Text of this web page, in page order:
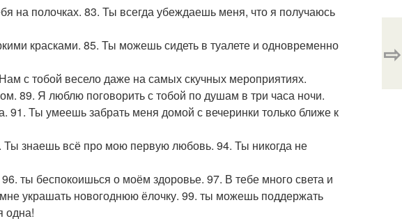
на полочках. 83. Ты всегда убеждаешь меня, что я получаюсь
красками. 85. Ты можешь сидеть в туалете и одновременно
с тобой весело даже на самых скучных мероприятиях.
89. Я люблю поговорить с тобой по душам в три часа ночи.
91. Ты умеешь забрать меня домой с вечеринки только ближе к
Ты знаешь всё про мою первую любовь. 94. Ты никогда не
ты беспокоишься о моём здоровье. 97. В тебе много света и
украшать новогоднюю ёлочку. 99. ты можешь поддержать
одна!
⇨